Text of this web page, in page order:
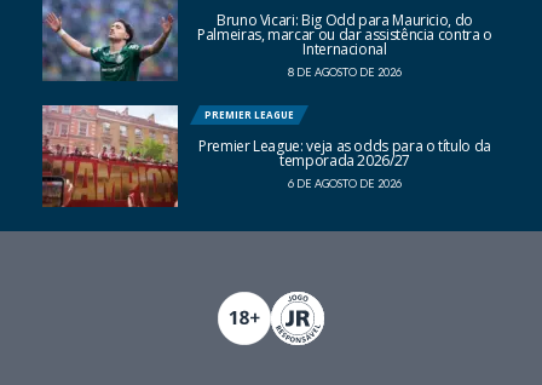
Bruno Vicari: Big Odd para Mauricio, do
Palmeiras, marcar ou dar assistência contra o
Internacional
8 DE AGOSTO DE 2026
PREMIER LEAGUE
Premier League: veja as odds para o título da
temporada 2026/27
6 DE AGOSTO DE 2026